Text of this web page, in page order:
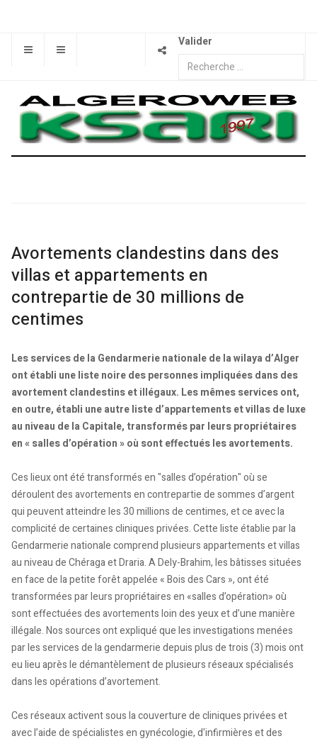
Valider
Avortements clandestins dans des
villas et appartements en
contrepartie de 30 millions de
centimes
Les services de la Gendarmerie nationale de la wilaya d’Alger
ont établi une liste noire des personnes impliquées dans des
avortement clandestins et illégaux. Les mêmes services ont,
en outre, établi une autre liste d’appartements et villas de luxe
au niveau de la Capitale, transformés par leurs propriétaires
en « salles d’opération » où sont effectués les avortements.
Ces lieux ont été transformés en "salles d’opération" où se
déroulent des avortements en contrepartie de sommes d’argent
qui peuvent atteindre les 30 millions de centimes, et ce avec la
complicité de certaines cliniques privées. Cette liste établie par la
Gendarmerie nationale comprend plusieurs appartements et villas
au niveau de Chéraga et Draria. A Dely-Brahim, les bâtisses situées
en face de la petite forêt appelée « Bois des Cars », ont été
transformées par leurs propriétaires en «salles d’opération» où
sont effectuées des avortements loin des yeux et d’une manière
illégale. Nos sources ont expliqué que les investigations menées
par les services de la gendarmerie depuis plus de trois (3) mois ont
eu lieu après le démantèlement de plusieurs réseaux spécialisés
dans les opérations d’avortement.
Ces réseaux activent sous la couverture de cliniques privées et
avec l’aide de spécialistes en gynécologie, d'infirmières et des